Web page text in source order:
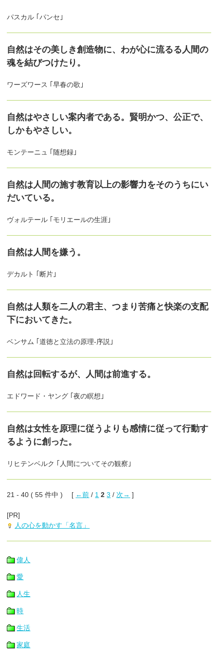
パスカル ｢パンセ｣
自然はその美しき創造物に、わが心に流るる人間の
魂を結びつけたり。
ワーズワース ｢早春の歌｣
自然はやさしい案内者である。賢明かつ、公正で、
しかもやさしい。
モンテーニュ ｢随想録｣
自然は人間の施す教育以上の影響力をそのうちにい
だいている。
ヴォルテール ｢モリエールの生涯｣
自然は人間を嫌う。
デカルト ｢断片｣
自然は人類を二人の君主、つまり苦痛と快楽の支配
下においてきた。
ベンサム ｢道徳と立法の原理-序説｣
自然は回転するが、人間は前進する。
エドワード・ヤング ｢夜の瞑想｣
自然は女性を原理に従うよりも感情に従って行動す
るように創った。
リヒテンベルク ｢人間についてその観察｣
21 - 40 ( 55 件中 ) [ ←前 / 1 2 3 / 次→ ]
[PR]
人の心を動かす「名言」
偉人
愛
人生
時
生活
家庭